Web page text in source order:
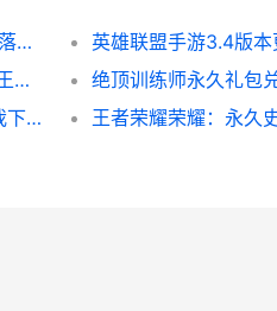
原神酒庄落叶堆在哪里 原神酒庄大扫除之二落叶堆烧了
英雄联盟手游3.4版
王者荣耀荣耀520甜蜜奇遇优惠购皮肤策略 王者荣耀荣耀战区怎么修改别的地区
绝顶训练师永久礼包
老司机带带我礼包兑换码2022 老司机带带我下一句是什么
王者荣耀荣耀：永久